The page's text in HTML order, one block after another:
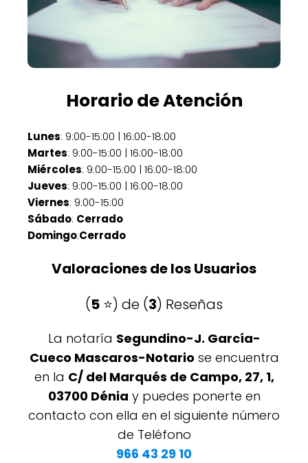
Horario de Atención
Lunes: 9:00-15:00 | 16:00-18:00
Martes: 9:00-15:00 | 16:00-18:00
Miércoles: 9:00-15:00 | 16:00-18:00
Jueves: 9:00-15:00 | 16:00-18:00
Viernes: 9:00-15:00
Sábado: Cerrado
Domingo:Cerrado
Valoraciones de los Usuarios
(5 ⭐️) de (3) Reseñas
La notaría Segundino-J. García-
Cueco Mascaros-Notario se encuentra
en la C/ del Marqués de Campo, 27, 1,
03700 Dénia y puedes ponerte en
contacto con ella en el siguiente número
de Teléfono
966 43 29 10